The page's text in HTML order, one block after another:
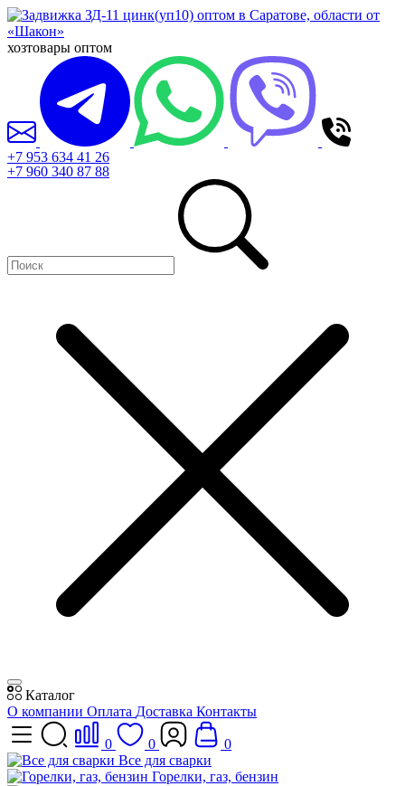
хозтовары оптом
+7 953 634 41 26
+7 960 340 87 88
Каталог
О компании Оплата Доставка Контакты
0 0
0
Все для сварки
Горелки, газ, бензин